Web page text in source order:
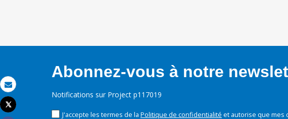
Email
Imprimer
Tweet
Abonnez-vous à notre
Notifications sur Project p117019
J'accepte les termes de la Politique de confidentialité et autorise que mes